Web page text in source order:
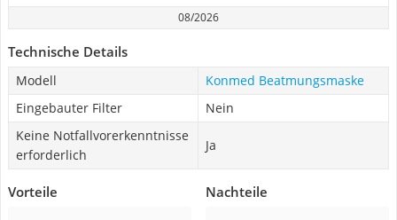
08/2026
Technische Details
Modell
Konmed Beatmungsmaske
Eingebauter Filter
Nein
Keine Notfallvorerkenntnisse
erforderlich
Ja
Vorteile Nachteile